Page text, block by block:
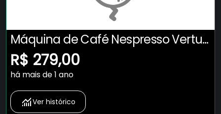
Máquina de Café Nespresso Vertuo
Pop com Kit Boas-Vindas –
Vermelha
R$ 279,00
há mais de 1 ano
Ver histórico